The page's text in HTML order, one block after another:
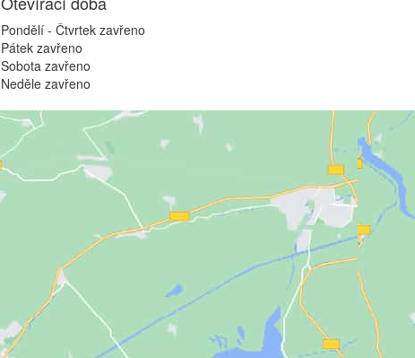
Pondělí - Čtvrtek zavřeno
Pátek zavřeno
Sobota zavřeno
Neděle zavřeno